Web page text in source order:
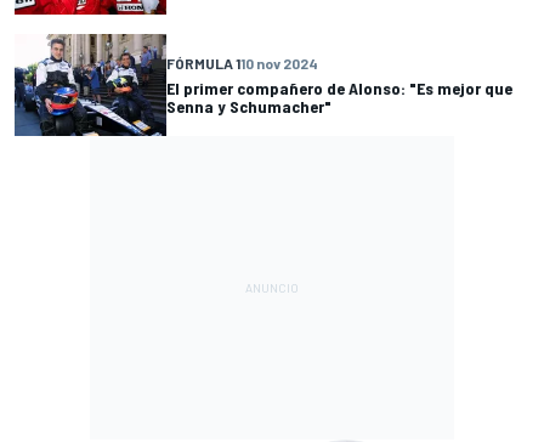
FÓRMULA 110 nov 2024
El primer compañero de Alonso: "Es mejor que
Senna y Schumacher"